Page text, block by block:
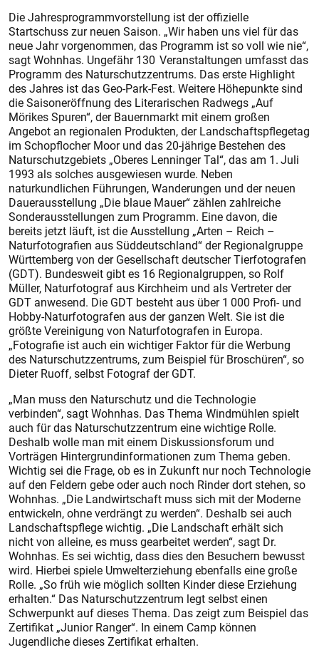
Die Jahresprogrammvorstellung ist der offizielle
Startschuss zur neuen Saison. „Wir haben uns viel für das
neue Jahr vorgenommen, das Programm ist so voll wie nie“,
sagt Wohnhas. Ungefähr 130 Veranstaltungen umfasst das
Programm des Naturschutzzentrums. Das erste Highlight
des Jahres ist das Geo-Park-Fest. Weitere Höhepunkte sind
die Saisoneröffnung des Literarischen Radwegs „Auf
Mörikes Spuren“, der Bauernmarkt mit einem großen
Angebot an regionalen Produkten, der Landschaftspflegetag
im Schopflocher Moor und das 20-jährige Bestehen des
Naturschutzgebiets „Oberes Lenninger Tal“, das am 1. Juli
1993 als solches ausgewiesen wurde. Neben
naturkundlichen Führungen, Wanderungen und der neuen
Dauerausstellung „Die blaue Mauer“ zählen zahlreiche
Sonderausstellungen zum Programm. Eine davon, die
bereits jetzt läuft, ist die Ausstellung „Arten – Reich –
Naturfotografien aus Süddeutschland“ der Regionalgruppe
Württemberg von der Gesellschaft deutscher Tierfotografen
(GDT). Bundesweit gibt es 16 Regionalgruppen, so Rolf
Müller, Naturfotograf aus Kirchheim und als Vertreter der
GDT anwesend. Die GDT besteht aus über 1 000 Profi- und
Hobby-Naturfotografen aus der ganzen Welt. Sie ist die
größte Vereinigung von Naturfotografen in Europa.
„Fotografie ist auch ein wichtiger Faktor für die Werbung
des Naturschutzzentrums, zum Beispiel für Broschüren“, so
Dieter ­Ruoff, selbst Fotograf der GDT.
„Man muss den Naturschutz und die Technologie
verbinden“, sagt Wohnhas. Das Thema Windmühlen spielt
auch für das Naturschutzzentrum eine wichtige Rolle.
Deshalb wolle man mit einem Diskussionsforum und
Vorträgen Hintergrundinformationen zum Thema geben.
Wichtig sei die Frage, ob es in Zukunft nur noch Technologie
auf den Feldern gebe oder auch noch Rinder dort stehen, so
Wohnhas. „Die Landwirtschaft muss sich mit der Moderne
entwickeln, ohne verdrängt zu werden“. Deshalb sei auch
Landschaftspflege wichtig. „Die Landschaft erhält sich
nicht von alleine, es muss gearbeitet werden“, sagt Dr.
Wohnhas. Es sei wichtig, dass dies den Besuchern bewusst
wird. Hierbei spiele Umwelterziehung ebenfalls eine große
Rolle. „So früh wie möglich sollten Kinder diese Erziehung
erhalten.“ Das Naturschutzzentrum legt selbst einen
Schwerpunkt auf dieses Thema. Das zeigt zum Beispiel das
Zertifikat „Junior Ranger“. In einem Camp können
Jugendliche dieses Zertifikat erhalten.